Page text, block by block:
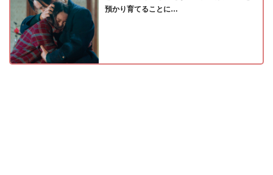
預かり育てることに…